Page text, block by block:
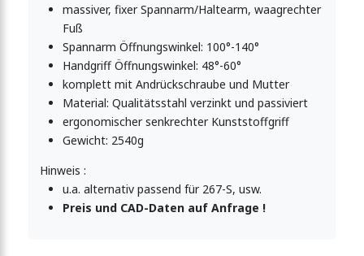
massiver, fixer Spannarm/Haltearm, waagrechter
Fuß
Spannarm Öffnungswinkel: 100°-140°
Handgriff Öffnungswinkel: 48°-60°
komplett mit Andrückschraube und Mutter
Material: Qualitätsstahl verzinkt und passiviert
ergonomischer senkrechter Kunststoffgriff
Gewicht: 2540g
Hinweis :
u.a. alternativ passend für 267-S, usw.
Preis und CAD-Daten auf Anfrage !